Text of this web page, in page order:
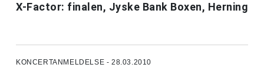
X-Factor: finalen, Jyske Bank Boxen, Herning
KONCERTANMELDELSE - 28.03.2010